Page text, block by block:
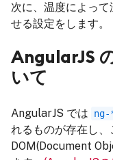
次に、温度によっ
せる設定をします。
AngularJS
いて
AngularJS では
れるものが存在し
DOM(Document